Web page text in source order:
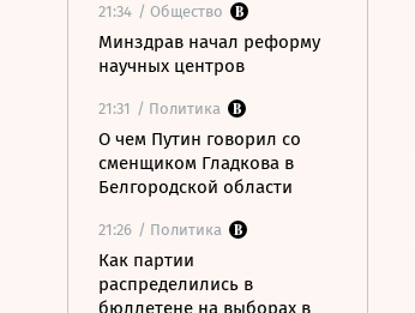
21:34 / Общество
Минздрав начал реформу
научных центров
21:31 / Политика
О чем Путин говорил со
сменщиком Гладкова в
Белгородской области
21:26 / Политика
Как партии
распределились в
бюллетене на выборах в